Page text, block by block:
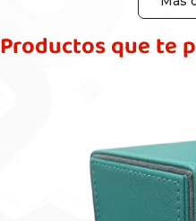
Productos que te